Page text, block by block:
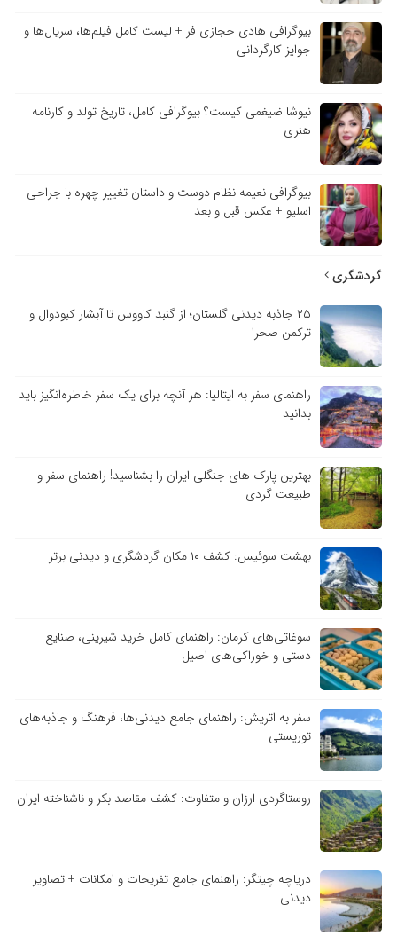
بیوگرافی هادی حجازی فر + لیست کامل فیلم‌ها، سریال‌ها و
جوایز کارگردانی
نیوشا ضیغمی کیست؟ بیوگرافی کامل، تاریخ تولد و کارنامه
هنری
بیوگرافی نعیمه نظام دوست و داستان تغییر چهره با جراحی
اسلیو + عکس قبل و بعد
گردشگری
۲۵ جاذبه دیدنی گلستان؛ از گنبد کاووس تا آبشار کبودوال و
ترکمن صحرا
راهنمای سفر به ایتالیا: هر آنچه برای یک سفر خاطره‌انگیز باید
بدانید
بهترین پارک های جنگلی ایران را بشناسید! راهنمای سفر و
طبیعت گردی
بهشت سوئیس: کشف ۱۰ مکان گردشگری و دیدنی برتر
سوغاتی‌های کرمان: راهنمای کامل خرید شیرینی، صنایع
دستی و خوراکی‌های اصیل
سفر به اتریش: راهنمای جامع دیدنی‌ها، فرهنگ و جاذبه‌های
توریستی
روستاگردی ارزان و متفاوت: کشف مقاصد بکر و ناشناخته ایران
دریاچه چیتگر: راهنمای جامع تفریحات و امکانات + تصاویر
دیدنی